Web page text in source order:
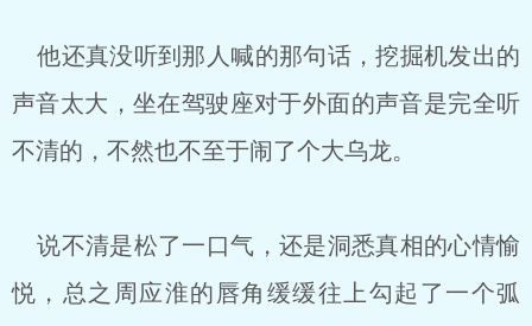
他还真没听到那人喊的那句话，挖掘机发出的
声音太大，坐在驾驶座对于外面的声音是完全听
不清的，不然也不至于闹了个大乌龙。
说不清是松了一口气，还是洞悉真相的心情愉
悦，总之周应淮的唇角缓缓往上勾起了一个弧